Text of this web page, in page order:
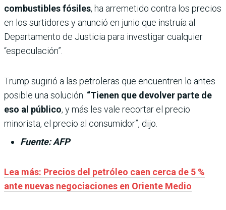
combustibles fósiles, ha arremetido contra los precios
en los surtidores y anunció en junio que instruía al
Departamento de Justicia para investigar cualquier
“especulación”.
Trump sugirió a las petroleras que encuentren lo antes
posible una solución. “Tienen que devolver parte de
eso al público, y más les vale recortar el precio
minorista, el precio al consumidor”, dijo.
Fuente: AFP
Lea más: Precios del petróleo caen cerca de 5 %
ante nuevas negociaciones en Oriente Medio